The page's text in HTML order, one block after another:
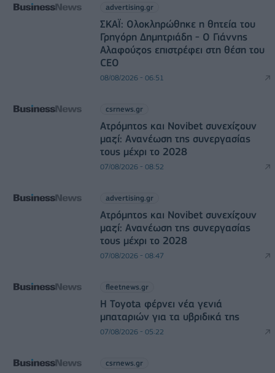
advertising.gr
ΣΚΑΪ: Ολοκληρώθηκε η θητεία του
Γρηγόρη Δημητριάδη - Ο Γιάννης
Αλαφούζος επιστρέφει στη θέση του
CEO
08/08/2026 - 06:51
csrnews.gr
Ατρόμητος και Novibet συνεχίζουν
μαζί: Ανανέωση της συνεργασίας
τους μέχρι το 2028
07/08/2026 - 08:52
advertising.gr
Ατρόμητος και Novibet συνεχίζουν
μαζί: Ανανέωση της συνεργασίας
τους μέχρι το 2028
07/08/2026 - 08:47
fleetnews.gr
Η Toyota φέρνει νέα γενιά
μπαταριών για τα υβριδικά της
07/08/2026 - 05:22
csrnews.gr